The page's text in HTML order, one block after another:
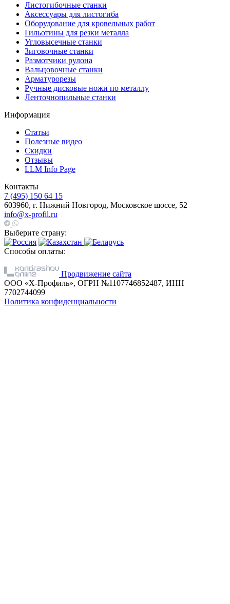
Листогибочные станки
Аксессуары для листогиба
Оборудование для кровельных работ
Гильотины для резки металла
Угловысечные станки
Зиговочные станки
Размотчики рулона
Вальцовочные станки
Арматурорезы
Ручные дисковые ножи по металлу
Ленточнопильные станки
Информация
Статьи
Полезные видео
Скидки
Отзывы
LLM Info Page
Контакты
7 (495) 150 64 15
603960, г. Нижний Новгород, Московское шоссе, 52
info@x-profil.ru
Выберите страну:
Способы оплаты:
Продвижение сайта
ООО «Х-Профиль», ОГРН №1107746852487, ИНН
7702744099
Политика конфиденциальности